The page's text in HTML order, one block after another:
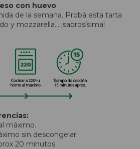
con huevo.
de la semana. Probá esta tarta
y mozzarella... ¡sabrosísima!
máximo.
sin descongelar.
20 minutos.